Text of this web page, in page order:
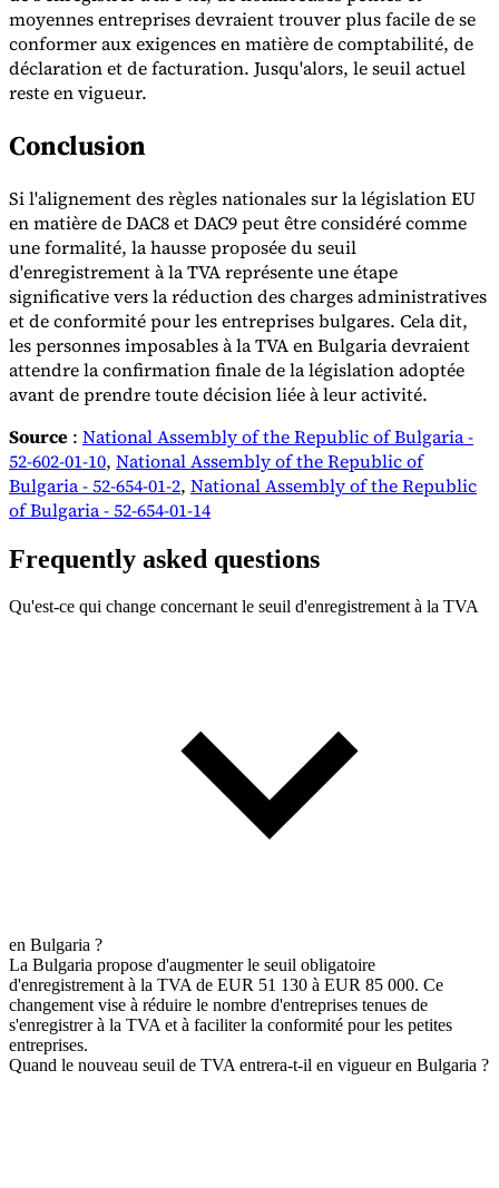
moyennes entreprises devraient trouver plus facile de se
conformer aux exigences en matière de comptabilité, de
déclaration et de facturation. Jusqu'alors, le seuil actuel
reste en vigueur.
Conclusion
Si l'alignement des règles nationales sur la législation EU
en matière de DAC8 et DAC9 peut être considéré comme
une formalité, la hausse proposée du seuil
d'enregistrement à la TVA représente une étape
significative vers la réduction des charges administratives
et de conformité pour les entreprises bulgares. Cela dit,
les personnes imposables à la TVA en Bulgaria devraient
attendre la confirmation finale de la législation adoptée
avant de prendre toute décision liée à leur activité.
Source : National Assembly of the Republic of Bulgaria -
52-602-01-10, National Assembly of the Republic of
Bulgaria - 52-654-01-2, National Assembly of the Republic
of Bulgaria - 52-654-01-14
Frequently asked questions
Qu'est-ce qui change concernant le seuil d'enregistrement à la TVA
en Bulgaria ?
La Bulgaria propose d'augmenter le seuil obligatoire
d'enregistrement à la TVA de EUR 51 130 à EUR 85 000. Ce
changement vise à réduire le nombre d'entreprises tenues de
s'enregistrer à la TVA et à faciliter la conformité pour les petites
entreprises.
Quand le nouveau seuil de TVA entrera-t-il en vigueur en Bulgaria ?